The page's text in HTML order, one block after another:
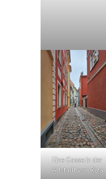
Eine Gasse in der
Altstadt von Riga